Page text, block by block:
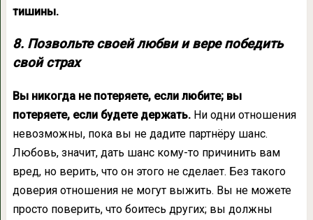
тишины.
8. Позвольте своей любви и вере победить
свой страх
Вы никогда не потеряете, если любите; вы
потеряете, если будете держать.Ни одни отношения
невозможны, пока вы не дадите партнёру шанс.
Любовь, значит, дать шанс кому-то причинить вам
вред, но верить, что он этого не сделает. Без такого
доверия отношения не могут выжить. Вы не можете
просто поверить, что боитесь других; вы должны